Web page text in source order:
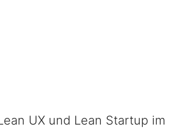
UX und Lean Startup im